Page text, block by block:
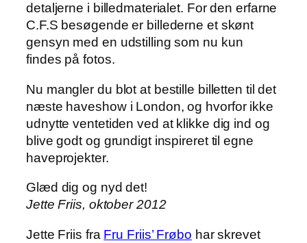
detaljerne i billedmaterialet. For den erfarne
C.F.S besøgende er billederne et skønt
gensyn med en udstilling som nu kun
findes på fotos.
Nu mangler du blot at bestille billetten til det
næste haveshow i London, og hvorfor ikke
udnytte ventetiden ved at klikke dig ind og
blive godt og grundigt inspireret til egne
haveprojekter.
Glæd dig og nyd det!
Jette Friis, oktober 2012
Jette Friis fra Fru Friis’ Frøbo har skrevet